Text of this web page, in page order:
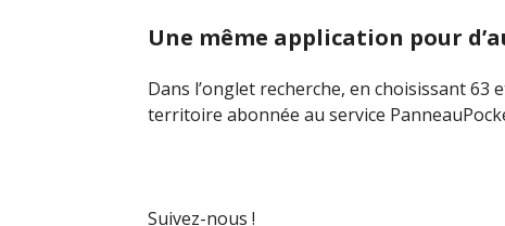
Une même application pour
Dans l’onglet recherche, en choisissant
territoire abonnée au service
Suivez-nous !